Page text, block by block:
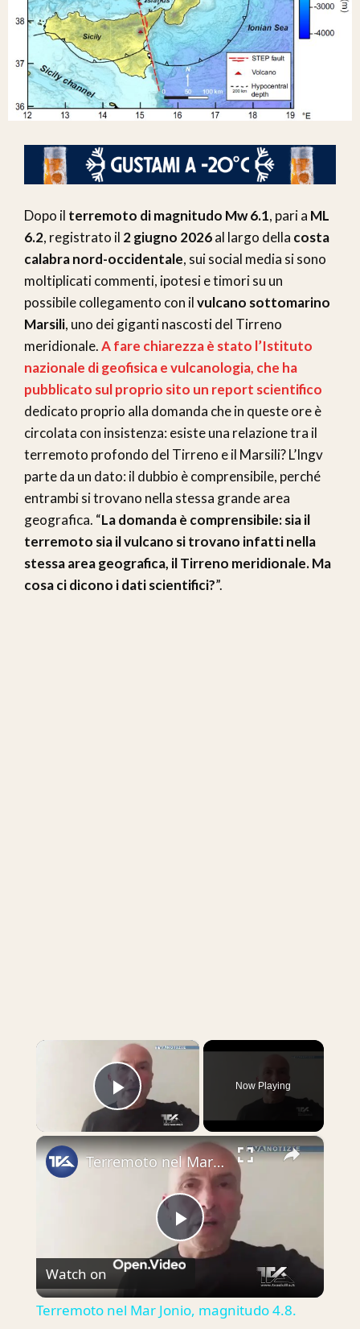
Dopo il terremoto di magnitudo Mw 6.1, pari a ML
6.2, registrato il 2 giugno 2026al largo della costa
calabra nord-occidentale, sui social media si sono
moltiplicati commenti, ipotesi e timori su un
possibile collegamento con ilvulcano sottomarino
Marsili, uno dei giganti nascosti del Tirreno
meridionale.A fare chiarezza è stato l’Istituto
nazionale di geofisica e vulcanologia, che ha
pubblicato sul proprio sito un report scientifico
dedicato proprio alla domanda che in queste ore è
circolata con insistenza: esiste una relazione tra il
terremoto profondo del Tirreno e il Marsili? L’Ingv
parte da un dato: il dubbio è comprensibile, perché
entrambi si trovano nella stessa grande area
geografica. “La domanda è comprensibile: sia il
terremoto sia il vulcano si trovano infatti nella
stessa area geografica, il Tirreno meridionale. Ma
cosa ci dicono i dati scientifici?”.
×
Play Video
Now Playing
×
Play
Terremoto nel Mar Jonio, magnitudo 4.8. Avvertito nella Sicilia Orientale. Barbagallo: "Investire ne
Watch on
Terremoto nel Mar Jonio, magnitudo 4.8.